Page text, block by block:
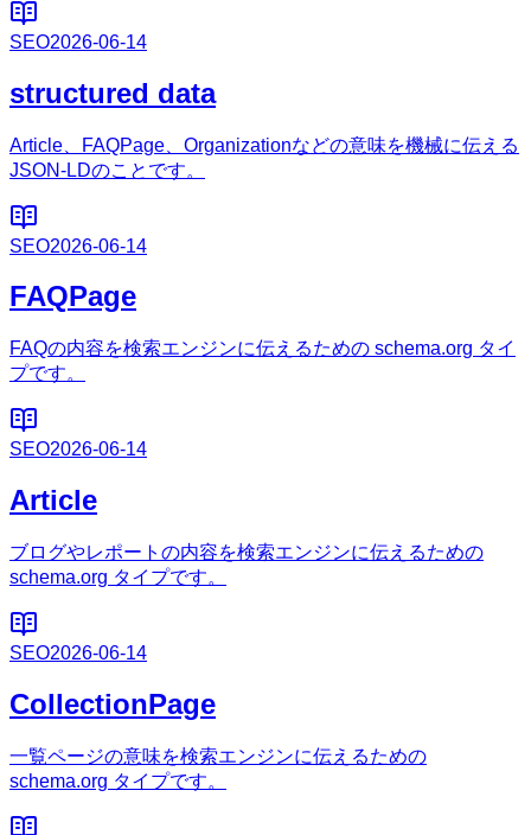
SEO2026-06-14
structured data
Article、FAQPage、Organizationなどの意味を機械に伝える
JSON-LDのことです。
SEO2026-06-14
FAQPage
FAQの内容を検索エンジンに伝えるための schema.org タイ
プです。
SEO2026-06-14
Article
ブログやレポートの内容を検索エンジンに伝えるための
schema.org タイプです。
SEO2026-06-14
CollectionPage
一覧ページの意味を検索エンジンに伝えるための
schema.org タイプです。